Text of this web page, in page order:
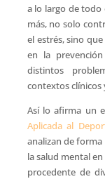
a lo largo de todo
más, no solo
el estrés, sino
en la
distintos
contextos clínicos
Así lo afirma un
Aplicada al
analizan de
la salud mental
procedente de